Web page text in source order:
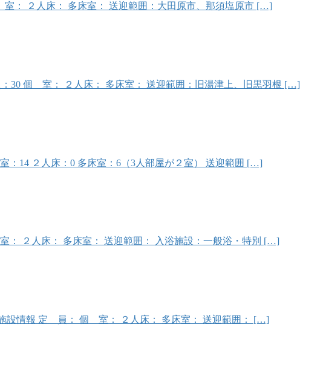
室： ２人床： 多床室： 送迎範囲：大田原市、那須塩原市 […]
：30 個 室： ２人床： 多床室： 送迎範囲：旧湯津上、旧黒羽根 […]
：14 ２人床：0 多床室：6（3人部屋が２室） 送迎範囲 […]
： ２人床： 多床室： 送迎範囲： 入浴施設：一般浴・特別 […]
施設情報 定 員： 個 室： ２人床： 多床室： 送迎範囲： […]